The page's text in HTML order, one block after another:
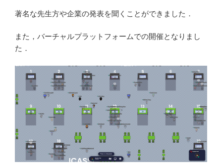
著名な先生方や企業の発表を聞くことができました．
また，バーチャルプラットフォームでの開催となりまし
た．